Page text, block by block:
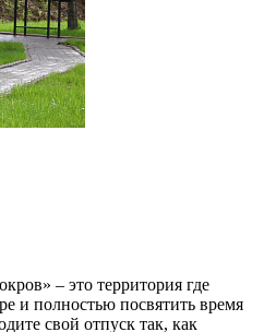
– это территория где
и полностью посвятить время
свой отпуск так, как